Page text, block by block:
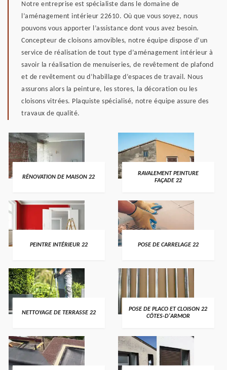
Notre entreprise est spécialiste dans le domaine de
l’aménagement intérieur 22610. Où que vous soyez, nous
pouvons vous apporter l’assistance dont vous avez besoin.
Concepteur de cloisons amovibles, notre équipe dispose d’un
service de réalisation de tout type d’aménagement intérieur à
savoir la réalisation de menuiseries, de revêtement de plafond
et de revêtement ou d’habillage d’espaces de travail. Nous
assurons alors la peinture, les stores, la décoration ou les
cloisons vitrées. Plaquiste spécialisé, notre équipe assure des
travaux de qualité.
RÉNOVATION DE MAISON 22
RAVALEMENT PEINTURE
FAÇADE 22
PEINTRE INTÉRIEUR 22 POSE DE CARRELAGE 22
NETTOYAGE DE TERRASSE 22
POSE DE PLACO ET CLOISON 22
CÔTES-D'ARMOR